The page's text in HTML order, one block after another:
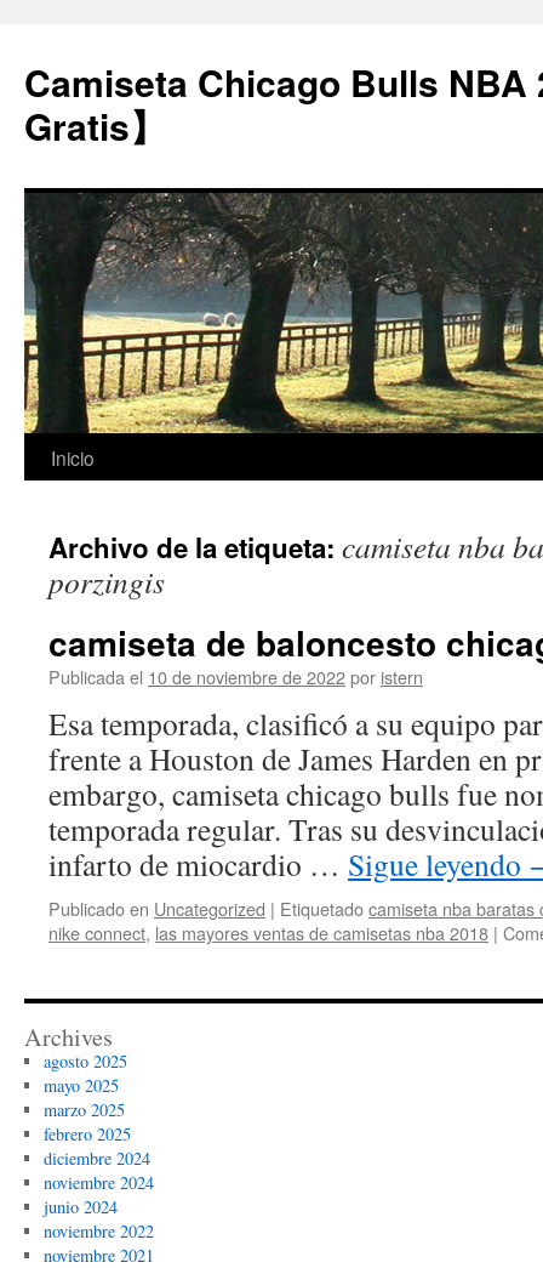
Camiseta Chicago Bulls NBA
Gratis】
Saltar
contenido
Inicio
Archivo de la etiqueta: camiseta nba
porzingis
camiseta de baloncesto
Publicada el 10 de noviembre de 2022por istern
Esa temporada, clasificó a su equipo
frente a Houston de James Harden en
embargo, camiseta chicago bulls fue
temporada regular. Tras su
infarto de miocardio … Sigue leyendo
Publicado en Uncategorized | Etiquetadocamiseta nba baratas
nike connect, las mayores ventas de camisetas nba 2018 |
Archives
agosto 2025
mayo 2025
marzo 2025
febrero 2025
diciembre 2024
noviembre 2024
junio 2024
noviembre 2022
noviembre 2021